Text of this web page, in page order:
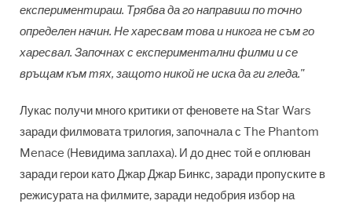
експериментираш. Трябва да го направиш по точно
определен начин. Не харесвам това и никога не съм го
харесвал. Започнах с експериментални филми и се
връщам към тях, защото никой не иска да ги гледа."
Лукас получи много критики от феновете на Star Wars
заради филмовата трилогия, започнала с The Phantom
Menace (Невидима заплаха). И до днес той е оплюван
заради герои като Джар Джар Бинкс, заради пропуските в
режисурата на филмите, заради недобрия избор на